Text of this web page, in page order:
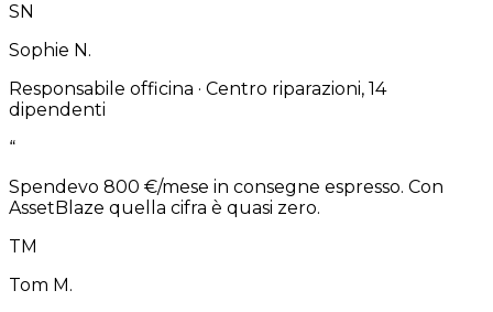
SN
Sophie N.
Responsabile officina · Centro riparazioni, 14
dipendenti
“
Spendevo 800 €/mese in consegne espresso. Con
AssetBlaze quella cifra è quasi zero.
TM
Tom M.